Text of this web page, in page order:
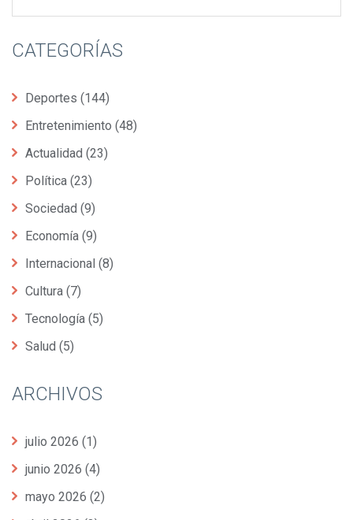
CATEGORÍAS
Deportes (144)
Entretenimiento (48)
Actualidad (23)
Política (23)
Sociedad (9)
Economía (9)
Internacional (8)
Cultura (7)
Tecnología (5)
Salud (5)
ARCHIVOS
julio 2026 (1)
junio 2026 (4)
mayo 2026 (2)